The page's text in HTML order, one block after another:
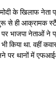
के खिलाफ नेता
से ही आक्रामक
पर भाजपा नेताओं
किया था. वहीं
पर थानों में